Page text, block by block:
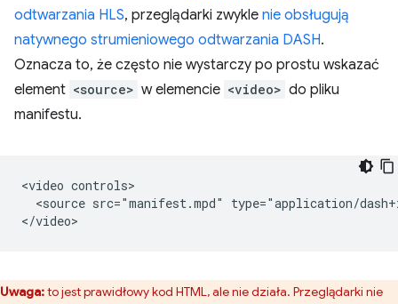
odtwarzania HLS, przeglądarki zwykle nie obsługują
natywnego strumieniowego odtwarzania DASH.
Oznacza to, że często nie wystarczy po prostu wskazać
element <source> w elemencie <video> do pliku
manifestu.
<video controls>
<source src="manifest.mpd" type="application/
Uwaga:to jest prawidłowy kod HTML, ale nie działa. Przeglądarki nie